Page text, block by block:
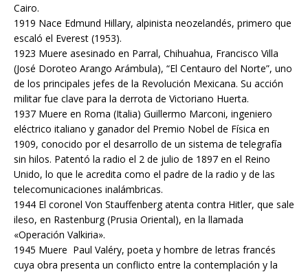
Cairo.
1919 Nace Edmund Hillary, alpinista neozelandés, primero que
escaló el Everest (1953).
1923 Muere asesinado en Parral, Chihuahua, Francisco Villa
(José Doroteo Arango Arámbula), “El Centauro del Norte”, uno
de los principales jefes de la Revolución Mexicana. Su acción
militar fue clave para la derrota de Victoriano Huerta.
1937 Muere en Roma (Italia) Guillermo Marconi, ingeniero
eléctrico italiano y ganador del Premio Nobel de Física en
1909, conocido por el desarrollo de un sistema de telegrafía
sin hilos. Patentó la radio el 2 de julio de 1897 en el Reino
Unido, lo que le acredita como el padre de la radio y de las
telecomunicaciones inalámbricas.
1944 El coronel Von Stauffenberg atenta contra Hitler, que sale
ileso, en Rastenburg (Prusia Oriental), en la llamada
«Operación Valkiria».
1945 Muere Paul Valéry, poeta y hombre de letras francés
cuya obra presenta un conflicto entre la contemplación y la